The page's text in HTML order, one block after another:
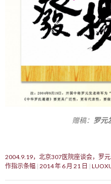
赠稿： 罗元
2004.9.19，北京307医院座谈会，罗
作指示条幅 2014 年 6 月 21 日